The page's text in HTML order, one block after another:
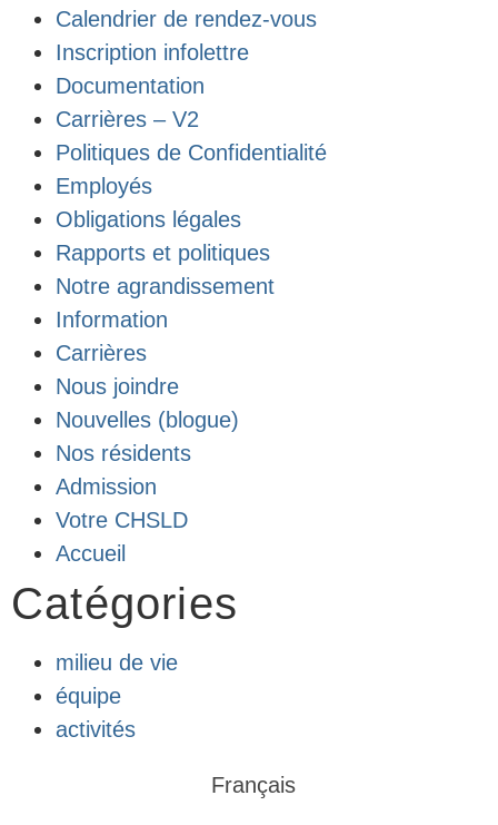
Calendrier de rendez-vous
Inscription infolettre
Documentation
Carrières – V2
Politiques de Confidentialité
Employés
Obligations légales
Rapports et politiques
Notre agrandissement
Information
Carrières
Nous joindre
Nouvelles (blogue)
Nos résidents
Admission
Votre CHSLD
Accueil
Catégories
milieu de vie
équipe
activités
Français